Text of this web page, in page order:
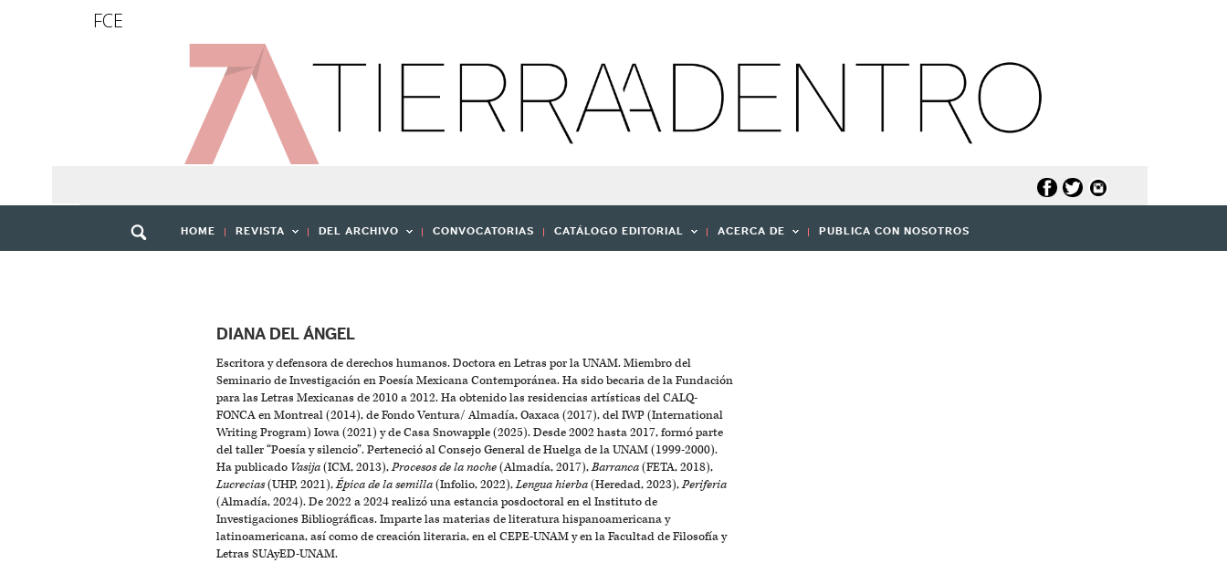
FCE
HOME REVISTA DEL ARCHIVO CONVOCATORIAS CATÁLOGO EDITORIAL ACERCA DE PUBLICA CON NOSOTROS
DIANA DEL ÁNGEL
Escritora y defensora de derechos humanos. Doctora en Letras por la UNAM. Miembro del
Seminario de Investigación en Poesía Mexicana Contemporánea. Ha sido becaria de la Fundación
para las Letras Mexicanas de 2010 a 2012. Ha obtenido las residencias artísticas del CALQ-
FONCA en Montreal (2014), de Fondo Ventura/ Almadía, Oaxaca (2017), del IWP (International
Writing Program) Iowa (2021) y de Casa Snowapple (2025). Desde 2002 hasta 2017, formó parte
del taller “Poesía y silencio”. Perteneció al Consejo General de Huelga de la UNAM (1999-2000).
Ha publicado Vasija(ICM, 2013),Procesos de la noche(Almadía, 2017),Barranca(FETA, 2018),
Lucrecias(UHP, 2021),Épica de la semilla(Infolio, 2022),Lengua hierba(Heredad, 2023),Periferia
(Almadía, 2024). De 2022 a 2024 realizó una estancia posdoctoral en el Instituto de
Investigaciones Bibliográficas. Imparte las materias de literatura hispanoamericana y
latinoamericana, así como de creación literaria, en el CEPE-UNAM y en la Facultad de Filosofía y
Letras SUAyED-UNAM.